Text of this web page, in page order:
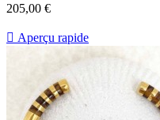
Prix
205,00 €
 Aperçu rapide